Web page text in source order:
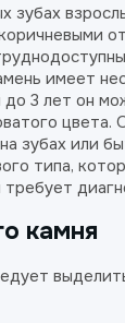
зубах
имеет
3 лет он
цвета.
зубах или
типа,
камня